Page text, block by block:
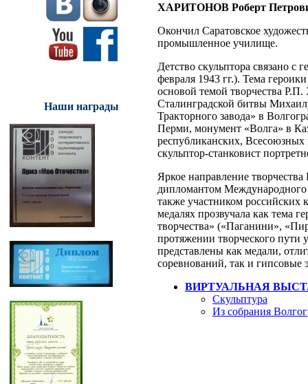
Наши награды
ХАРИТОНОВ Роберт
Окончил Саратовское
промышленное училище.
Детство скульптора связано
февраля 1943 гг.). Тема
основой темой творчества
Сталинградской битвы
Тракторного завода» в
Перми, монумент «Волга» в
республиканских,
скульптор-станковист
Яркое направление
дипломантом
также участником российских
медалях прозвучала как тема
творчества» («Паганини»,
протяжении творческого пути
представлены как медали,
соревнований, так и гипсовые
ВИРТУАЛЬНАЯ
Скульптура
Из собрания